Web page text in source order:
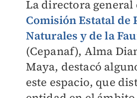
La directora general
Comisión Estatal de
Naturales y de la
(Cepanaf), Alma
Maya, destacó
este espacio, que